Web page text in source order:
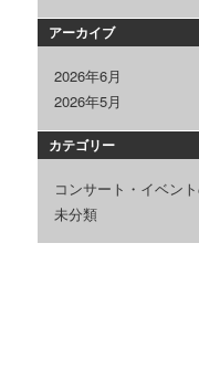
アーカイブ
2026年6月
2026年5月
カテゴリー
コンサート・イベン
未分類